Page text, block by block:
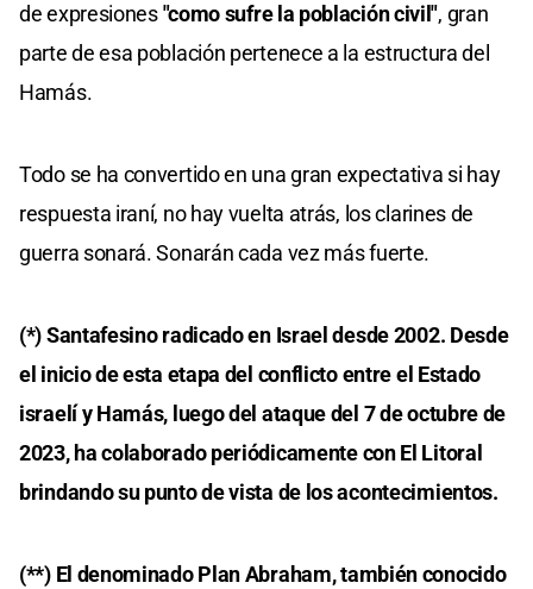
de expresiones"como sufre la población civil", gran
parte de esa población pertenece a la estructura del
Hamás.
Todo se ha convertido en una gran expectativa si hay
respuesta iraní, no hay vuelta atrás, los clarines de
guerra sonará. Sonarán cada vez más fuerte.
(*) Santafesino radicado en Israel desde 2002. Desde
el inicio de esta etapa del conflicto entre el Estado
israelí y Hamás, luego del ataque del 7 de octubre de
2023, ha colaborado periódicamente con El Litoral
brindando su punto de vista de los acontecimientos.
(**) El denominado Plan Abraham, también conocido